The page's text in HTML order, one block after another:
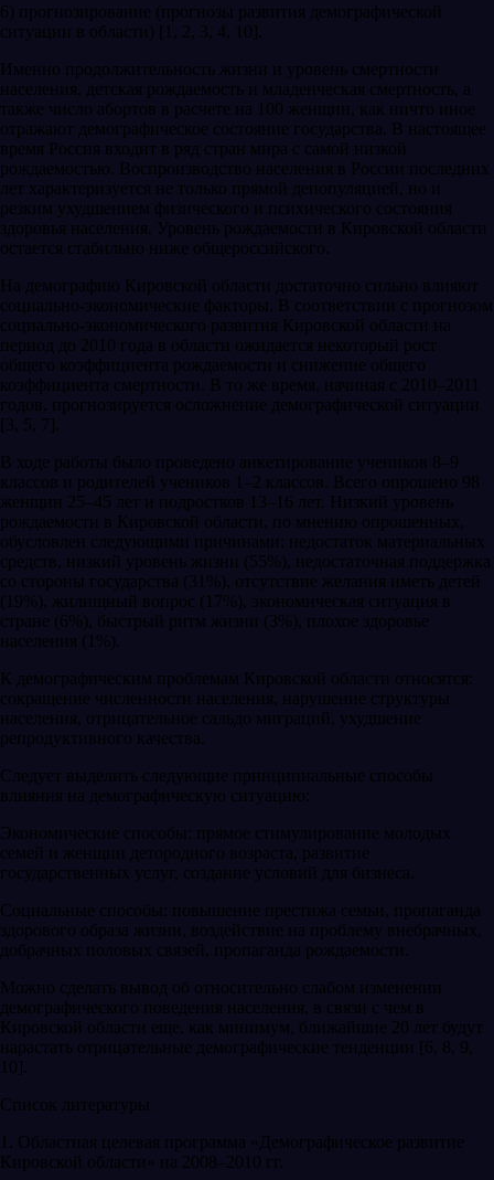
6) прогнозирование (прогнозы развития демографической
ситуации в области) [1, 2, 3, 4, 10].
Именно продолжительность жизни и уровень смертности
населения, детская рождаемость и младенческая смертность, а
также число абортов в расчете на 100 женщин, как ничто иное
отражают демографическое состояние государства. В настоящее
время Россия входит в ряд стран мира с самой низкой
рождаемостью. Воспроизводство населения в России последних
лет характеризуется не только прямой депопуляцией, но и
резким ухудшением физического и психического состояния
здоровья населения. Уровень рождаемости в Кировской области
остается стабильно ниже общероссийского.
На демографию Кировской области достаточно сильно влияют
социально-экономические факторы. В соответствии с прогнозом
социально-экономического развития Кировской области на
период до 2010 года в области ожидается некоторый рост
общего коэффициента рождаемости и снижение общего
коэффициента смертности. В то же время, начиная с 2010–2011
годов, прогнозируется осложнение демографической ситуации
[3, 5, 7].
В ходе работы было проведено анкетирование учеников 8–9
классов и родителей учеников 1–2 классов. Всего опрошено 98
женщин 25–45 лет и подростков 13–16 лет. Низкий уровень
рождаемости в Кировской области, по мнению опрошенных,
обусловлен следующими причинами: недостаток материальных
средств, низкий уровень жизни (55%), недостаточная поддержка
со стороны государства (31%), отсутствие желания иметь детей
(19%), жилищный вопрос (17%), экономическая ситуация в
стране (6%), быстрый ритм жизни (3%), плохое здоровье
населения (1%).
К демографическим проблемам Кировской области относятся:
сокращение численности населения, нарушение структуры
населения, отрицательное сальдо миграций, ухудшение
репродуктивного качества.
Следует выделить следующие принципиальные способы
влияния на демографическую ситуацию:
Экономические способы: прямое стимулирование молодых
семей и женщин детородного возраста, развитие
государственных услуг, создание условий для бизнеса.
Социальные способы: повышение престижа семьи, пропаганда
здорового образа жизни, воздействие на проблему внебрачных,
добрачных половых связей, пропаганда рождаемости.
Можно сделать вывод об относительно слабом изменении
демографического поведения населения, в связи с чем в
Кировской области еще, как минимум, ближайшие 20 лет будут
нарастать отрицательные демографические тенденции [6, 8, 9,
10].
Список литературы
1. Областная целевая программа «Демографическое развитие
Кировской области» на 2008–2010 гг.